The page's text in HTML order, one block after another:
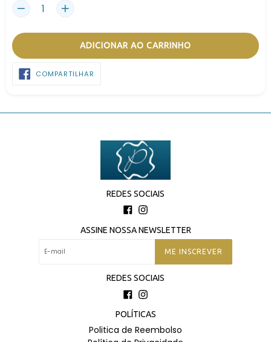
ADICIONAR AO CARRINHO
COMPARTILHAR
REDES SOCIAIS
Facebook
Instagram
ASSINE NOSSA NEWSLETTER
ME INSCREVER
REDES SOCIAIS
Facebook
Instagram
POLÍTICAS
Politica de Reembolso